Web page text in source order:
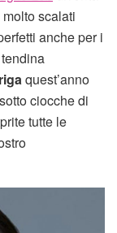
scalati
anche per i
rigaquest’anno
ciocche di
tutte le